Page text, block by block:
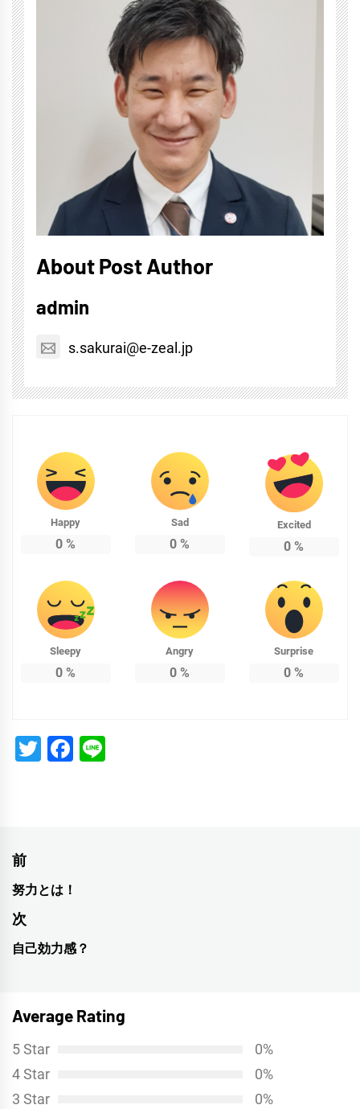
About Post Author
admin
s.sakurai@e-zeal.jp
Happy
0 %
Sad
0 %
Excited
0 %
Sleepy
0 %
Angry
0 %
Surprise
0 %
TwitterFacebook
投
稿
ナ
ビ
ー
ョ
ン
前
前
の
投
努力とは！
次
次
稿:
自己効力感？
Average Rating
5 Star
0%
4 Star
0%
3 Star
0%